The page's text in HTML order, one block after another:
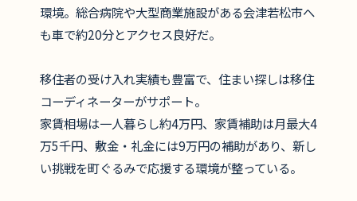
環境。総合病院や大型商業施設がある会津若松市へ
も車で約20分とアクセス良好だ。
移住者の受け入れ実績も豊富で、住まい探しは移住
コーディネーターがサポート。
家賃相場は一人暮らし約4万円、家賃補助は月最大4
万5千円、敷金・礼金には9万円の補助があり、新し
い挑戦を町ぐるみで応援する環境が整っている。